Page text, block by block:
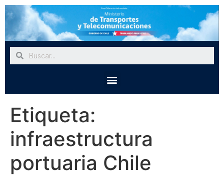
Etiqueta:
infraestructura
portuaria Chile